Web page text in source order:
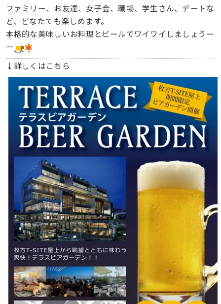
ファミリー、お友達、女子会、職場、学生さん、デートな
ど、どなたでも楽しめます。
本格的な美味しいお料理とビールでワイワイしましょうー
ー
↓詳しくはこちら